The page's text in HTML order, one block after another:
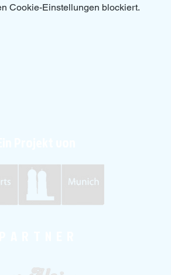
Cookie-Einstellungen blockiert.